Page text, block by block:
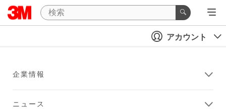
アカウント
企業情報
ニュース